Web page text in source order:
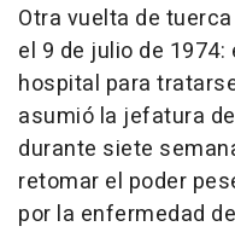
Otra vuelta de
el 9 de julio de
hospital para
asumió la jefatura
durante siete
retomar el poder
por la enfermedad